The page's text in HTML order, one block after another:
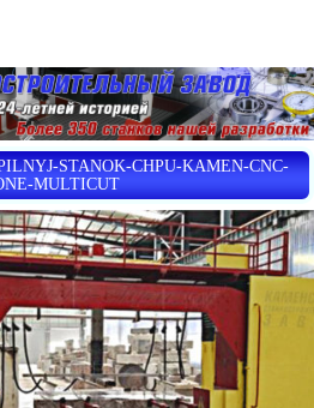
STANOK-CHPU-KAMEN-CNC-
MULTICUT